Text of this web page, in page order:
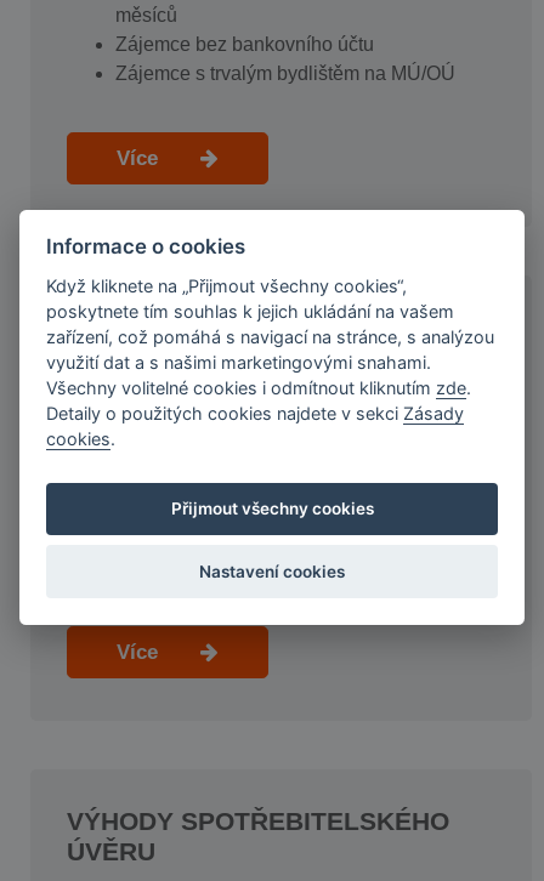
měsíců
Zájemce bez bankovního účtu
Zájemce s trvalým bydlištěm na MÚ/OÚ
Více
KDO JSME A NAŠE VÝHODY
Ryze česká společnost s 20letou tradicí
Našich služeb využilo více než 60 000
Jsme držiteli licence ČNB
Důkladně prověřujeme kredibilitu klientů
Jsme přímý poskytovatel spotřebitelských
Více
VÝHODY SPOTŘEBITELSKÉHO
ÚVĚRU
Informace o cookies
Když kliknete na „Přijmout všechny cookies“,
poskytnete tím souhlas k jejich ukládání na vašem
zařízení, což pomáhá s navigací na stránce, s analýzou
využití dat a s našimi marketingovými snahami.
Všechny volitelné cookies i odmítnout kliknutím zde.
Detaily o použitých cookies najdete v sekci Zásady
cookies.
Přijmout všechny cookies
Nastavení cookies